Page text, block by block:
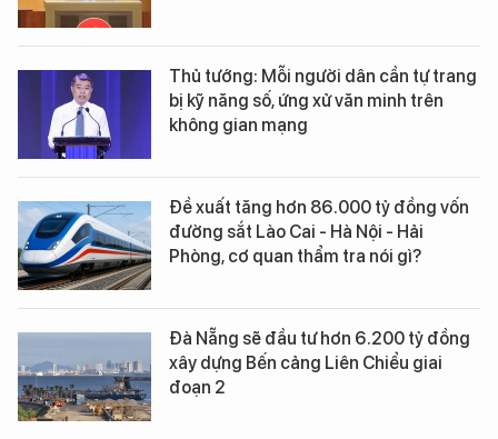
Thủ tướng: Mỗi người dân cần tự trang
bị kỹ năng số, ứng xử văn minh trên
không gian mạng
Đề xuất tăng hơn 86.000 tỷ đồng vốn
đường sắt Lào Cai - Hà Nội - Hải
Phòng, cơ quan thẩm tra nói gì?
Đà Nẵng sẽ đầu tư hơn 6.200 tỷ đồng
xây dựng Bến cảng Liên Chiểu giai
đoạn 2